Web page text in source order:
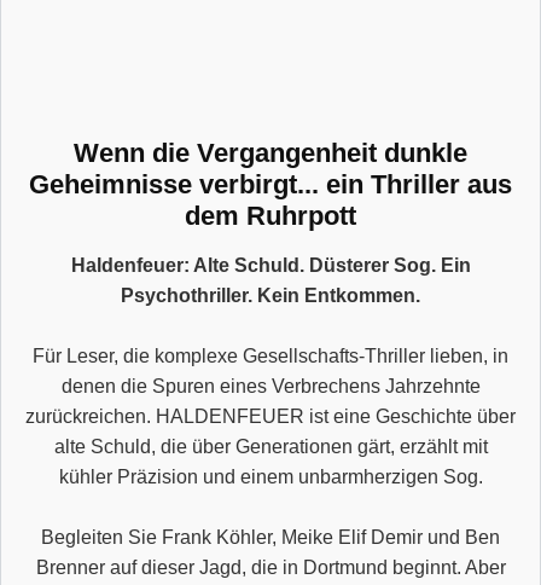
Wenn die Vergangenheit dunkle
Geheimnisse verbirgt... ein Thriller aus
dem Ruhrpott
Haldenfeuer: Alte Schuld. Düsterer Sog. Ein
Psychothriller. Kein Entkommen.
Für Leser, die komplexe Gesellschafts-Thriller lieben, in
denen die Spuren eines Verbrechens Jahrzehnte
zurückreichen. HALDENFEUER ist eine Geschichte über
alte Schuld, die über Generationen gärt, erzählt mit
kühler Präzision und einem unbarmherzigen Sog.
Begleiten Sie Frank Köhler, Meike Elif Demir und Ben
Brenner auf dieser Jagd, die in Dortmund beginnt. Aber